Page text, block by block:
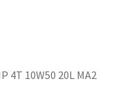
4T 10W50 20L MA2